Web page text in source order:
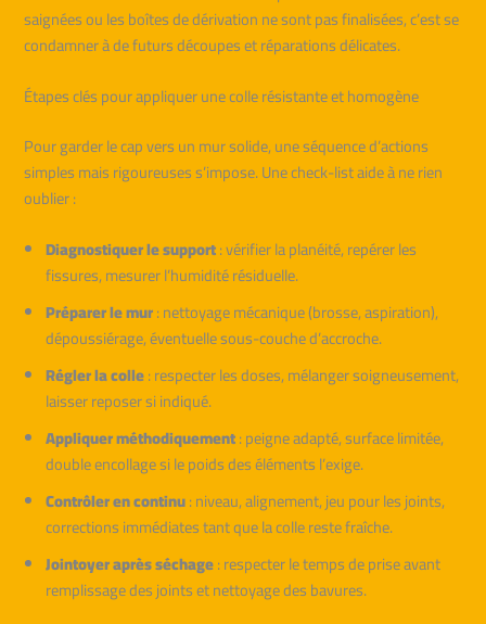
saignées ou les boîtes de dérivation ne sont pas finalisées, c’est se
condamner à de futurs découpes et réparations délicates.
Étapes clés pour appliquer une colle résistante et homogène
Pour garder le cap vers un mur solide, une séquence d’actions
simples mais rigoureuses s’impose. Une check-list aide à ne rien
oublier :
Diagnostiquer le support: vérifier la planéité, repérer les
fissures, mesurer l’humidité résiduelle.
Préparer le mur: nettoyage mécanique (brosse, aspiration),
dépoussiérage, éventuelle sous-couche d’accroche.
Régler la colle: respecter les doses, mélanger soigneusement,
laisser reposer si indiqué.
Appliquer méthodiquement: peigne adapté, surface limitée,
double encollage si le poids des éléments l’exige.
Contrôler en continu: niveau, alignement, jeu pour les joints,
corrections immédiates tant que la colle reste fraîche.
Jointoyer après séchage: respecter le temps de prise avant
remplissage des joints et nettoyage des bavures.